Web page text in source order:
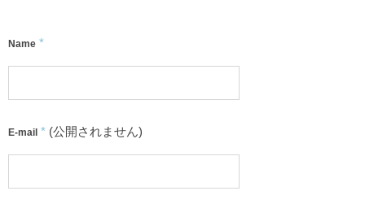
Name *
E-mail * (公開されません)